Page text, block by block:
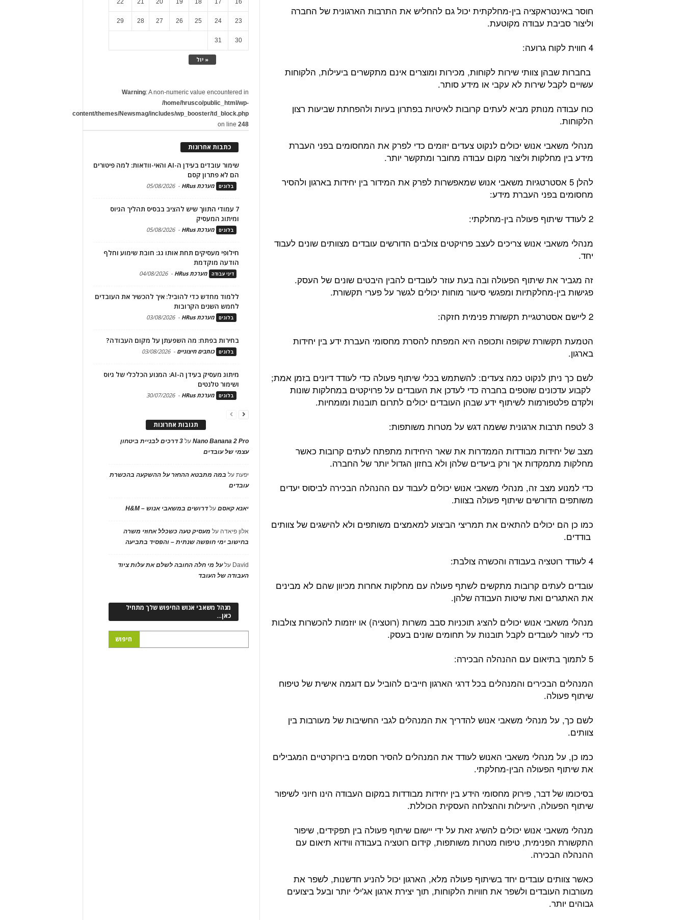
חוסר באינטראקציה בין-מחלקתית יכול גם להחליש את התרבות הארגונית של החברה
וליצור סביבת עבודה מקוטעת.
4 חווית לקוח גרועה:
בחברות שבהן צוותי שירות לקוחות, מכירות ומוצרים אינם מתקשרים ביעילות, הלקוחות
עשויים לקבל שירות לא עקבי או מידע סותר.
כוח עבודה מנותק מביא לעתים קרובות לאיטיות בפתרון בעיות ולהפחתת שביעות רצון
הלקוחות.
מנהלי משאבי אנוש יכולים לנקוט צעדים יזומים כדי לפרק את המחסומים בפני העברת
מידע בין מחלקות וליצור מקום עבודה מחובר ומתקשר יותר.
להלן 5 אסטרטגיות משאבי אנוש שמאפשרות לפרק את המידור בין יחידות בארגון ולהסיר
מחסומים בפני העברת מידע:
2 לעודד שיתוף פעולה בין-מחלקתי:
מנהלי משאבי אנוש צריכים לעצב פרויקטים צולבים הדורשים עובדים מצוותים שונים לעבוד
יחד.
זה מגביר את שיתוף הפעולה ובה בעת עוזר לעובדים להבין היבטים שונים של העסק.
פגישות בין-מחלקתיות ומפגשי סיעור מוחות יכולים לגשר על פערי תקשורת.
2 ליישם אסטרטגיית תקשורת פנימית חזקה:
הטמעת תקשורת שקופה ותכופה היא המפתח להסרת מחסומי העברת ידע בין יחידות
בארגון.
לשם כך ניתן לנקוט כמה צעדים: להשתמש בכלי שיתוף פעולה כדי לעודד דיונים בזמן אמת;
לקבוע עדכונים שוטפים בחברה כדי לעדכן את העובדים על פרויקטים במחלקות שונות
ולקדם פלטפורמות לשיתוף ידע שבהן העובדים יכולים לתרום תובנות ומומחיות.
3 לטפח תרבות ארגונית ששמה דגש על מטרות משותפות:
מצב של יחידות מבודדות הממדרות את שאר היחידות מתפתח לעתים קרובות כאשר
מחלקות מתמקדות אך ורק ביעדים שלהן ולא בחזון הגדול יותר של החברה.
כדי למנוע מצב זה, מנהלי משאבי אנוש יכולים לעבוד עם ההנהלה הבכירה לביסוס יעדים
משותפים הדורשים שיתוף פעולה בצוות.
כמו כן הם יכולים להתאים את תמריצי הביצוע למאמצים משותפים ולא להישגים של צוותים
בודדים.
4 לעודד רוטציה בעבודה והכשרה צולבת:
עובדים לעתים קרובות מתקשים לשתף פעולה עם מחלקות אחרות מכיוון שהם לא מבינים
את האתגרים ואת שיטות העבודה שלהן.
מנהלי משאבי אנוש יכולים להציג תוכניות סבב משרות (רוטציה) או יוזמות להכשרות צולבות
כדי לעזור לעובדים לקבל תובנות על תחומים שונים בעסק.
5 לתמוך בתיאום עם ההנהלה הבכירה:
המנהלים הבכירים והמנהלים בכל דרגי הארגון חייבים להוביל עם דוגמה אישית של טיפוח
שיתוף פעולה.
לשם כך, על מנהלי משאבי אנוש להדריך את המנהלים לגבי החשיבות של מעורבות בין
צוותים.
כמו כן, על מנהלי משאבי האנוש לעודד את המנהלים להסיר חסמים בירוקרטיים ​​המגבילים
את שיתוף הפעולה הבין-מחלקתי.
בסיכומו של דבר, פירוק מחסומי הידע בין יחידות מבודדות במקום העבודה הינו חיוני לשיפור
שיתוף הפעולה, היעילות וההצלחה העסקית הכוללת.
מנהלי משאבי אנוש יכולים להשיג זאת על ידי יישום שיתוף פעולה בין תפקידים, שיפור
התקשורת הפנימית, טיפוח מטרות משותפות, קידום רוטציה בעבודה ווידוא תיאום עם
ההנהלה הבכירה.
כאשר צוותים עובדים יחד בשיתוף פעולה מלא, הארגון יכול להניע חדשנות, לשפר את
מעורבות העובדים ולשפר את חוויות הלקוחות, תוך יצירת ארגון אג'ילי יותר ובעל ביצועים
גבוהים יותר.
« יול
23
24
25
26
27
28
29
30
31
Warning: A non-numeric value encountered in
/home/hrusco/public_html/wp-
content/themes/Newsmag/includes/wp_booster/td_block.php
on line248
כתבות אחרונות
שימור עובדים בעידן ה-AI והאי-וודאות: למה פיטורים
הם לא פתרון קסם
בלוגים מערכת HRus -
05/08/2026
7 עמודי התווך שיש להציב בבסיס תהליך הגיוס
ומיתוג המעסיק
בלוגים מערכת HRus -
05/08/2026
חילופי מעסיקים תחת אותו גג: חובת שימוע וחלף
הודעה מוקדמת
דיני עבודה מערכת HRus -
04/08/2026
ללמוד מחדש כדי להוביל: איך להכשיר את העובדים
לחמש השנים הקרובות
בלוגים מערכת HRus -
03/08/2026
בחירות בפתח: מה השפעתן על מקום העבודה?
בלוגים כותבים חיצוניים -
03/08/2026
מיתוג מעסיק בעידן ה-AI: המנוע הכלכלי של גיוס
ושימור טלנטים
בלוגים מערכת HRus -
30/07/2026
תגובות אחרונות
Nano Banana 2 Proעל
3 דרכים לבניית ביטחון
עצמי של עובדים
יפעתעל במה מתבטא ההחזר על ההשקעה בהכשרת
עובדים
יאנא קאסםעלדרושים במשאבי אנוש – H&M
אלון פיאדה על מעסיק טעה כשכלל אחוזי משרה
בחישוב ימי חופשה שנתית – והפסיד בתביעה
David עלעל מי חלה החובה לשלם את עלות ציוד
העבודה של העובד
מנהל משאבי אנוש החיפוש שלך מתחיל
כאן…